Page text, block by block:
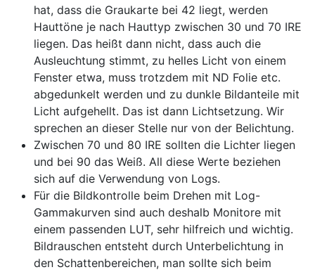
hat, dass die Graukarte bei 42 liegt, werden
Hauttöne je nach Hauttyp zwischen 30 und 70 IRE
liegen. Das heißt dann nicht, dass auch die
Ausleuchtung stimmt, zu helles Licht von einem
Fenster etwa, muss trotzdem mit ND Folie etc.
abgedunkelt werden und zu dunkle Bildanteile mit
Licht aufgehellt. Das ist dann Lichtsetzung. Wir
sprechen an dieser Stelle nur von der Belichtung.
Zwischen 70 und 80 IRE sollten die Lichter liegen
und bei 90 das Weiß. All diese Werte beziehen
sich auf die Verwendung von Logs.
Für die Bildkontrolle beim Drehen mit Log-
Gammakurven sind auch deshalb Monitore mit
einem passenden LUT, sehr hilfreich und wichtig.
Bildrauschen entsteht durch Unterbelichtung in
den Schattenbereichen, man sollte sich beim